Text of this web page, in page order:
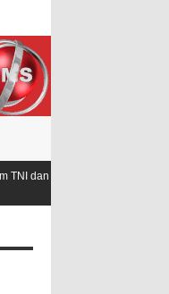
dan Polisi Diduga Jadi